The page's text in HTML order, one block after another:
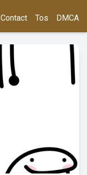
Contact Tos DMCA